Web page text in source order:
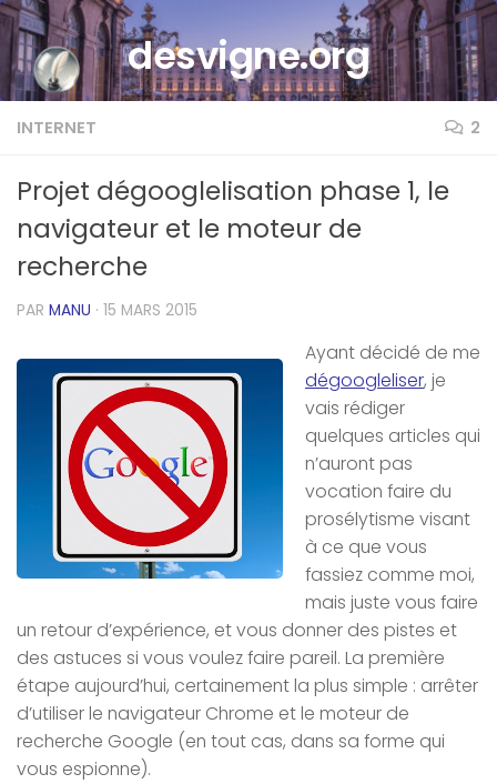
Skip to contentdesvigne.org
INTERNET 2
Projet dégooglelisation phase 1, le
navigateur et le moteur de
recherche
PAR MANU · 15 MARS 2015
Ayant décidé de me
dégoogleliser, je
vais rédiger
quelques articles qui
n’auront pas
vocation faire du
prosélytisme visant
à ce que vous
fassiez comme moi,
mais juste vous faire
un retour d’expérience, et vous donner des pistes et
des astuces si vous voulez faire pareil. La première
étape aujourd’hui, certainement la plus simple : arrêter
d’utiliser le navigateur Chrome et le moteur de
recherche Google (en tout cas, dans sa forme qui
vous espionne).